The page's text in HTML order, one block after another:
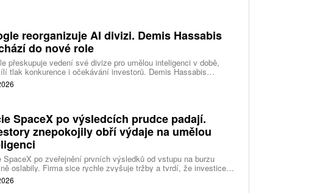
reorganizuje AI divizi. Demis Hassabis
do nové role
přeskupuje vedení své divize pro umělou inteligenci v době,
tlak konkurence i očekávání investorů. Demis Hassabis
každodenní řízení DeepMind a zaměří se na vývoj pokročilé
inteligence i její dopad na společnost.
SpaceX po výsledcích prudce padají.
znepokojily obří výdaje na umělou
SpaceX po zveřejnění prvních výsledků od vstupu na burzu
oslabily. Firma sice rychle zvyšuje tržby a tvrdí, že investice
inteligence se vracejí mnohem rychleji než dříve, investoři ale
zda je tempo rekordních výdajů dlouhodobě udržitelné.